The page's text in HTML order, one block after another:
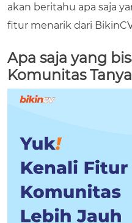
akan beritahu apa saja
fitur menarik dari
Apa saja yang
Komunitas